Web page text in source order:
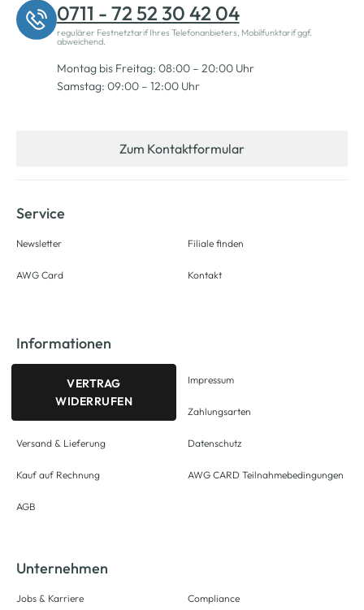
0711 - 72 52 30 42 04
regulärer Festnetztarif Ihres Telefonanbieters, Mobilfunktarif ggf.
abweichend.
Montag bis Freitag: 08:00 – 20:00 Uhr
Samstag: 09:00 – 12:00 Uhr
Zum Kontaktformular
Service
Newsletter
AWG Card
Filiale finden
Kontakt
Informationen
VERTRAG
WIDERRUFEN
Versand & Lieferung
Kauf auf Rechnung
AGB
Impressum
Zahlungsarten
Datenschutz
AWG CARD Teilnahmebedingungen
Unternehmen
Jobs & Karriere Compliance